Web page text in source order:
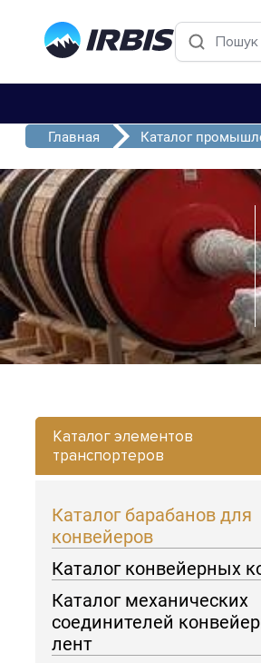
Главная Каталог
Каталог элементов
транспортеров
Каталог барабанов для
конвейеров
Каталог конвейерных
Каталог механических
соединителей
лент